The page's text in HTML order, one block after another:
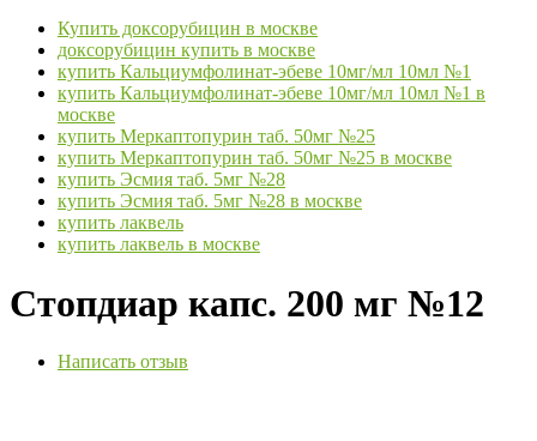
Купить доксорубицин в москве
доксорубицин купить в москве
купить Кальциумфолинат-эбеве 10мг/мл 10мл №1
купить Кальциумфолинат-эбеве 10мг/мл 10мл №1 в
москве
купить Меркаптопурин таб. 50мг №25
купить Меркаптопурин таб. 50мг №25 в москве
купить Эсмия таб. 5мг №28
купить Эсмия таб. 5мг №28 в москве
купить лаквель
купить лаквель в москве
Стопдиар капс. 200 мг №12
Написать отзыв